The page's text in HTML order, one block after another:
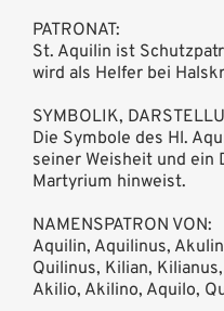
PATRONAT:
St. Aquilin ist
wird als Helfer bei
SYMBOLIK,
Die Symbole des Hl.
seiner Weisheit und ein
Martyrium hinweist.
NAMENSPATRON VON:
Aquilin, Aquilinus,
Quilinus, Kilian,
Akilio, Akilino, Aquilo,